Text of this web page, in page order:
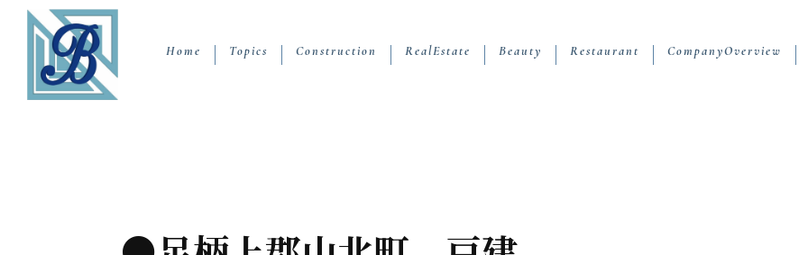
Home Topics Construction RealEstate Beauty Restaurant CompanyOverview